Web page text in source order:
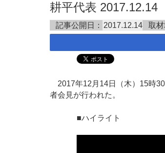
耕平代表 2017.12.14
記事公開日： 2017.12.14 取材
2017年12月14日（木）15時
者会見が行われた。
■ハイライト